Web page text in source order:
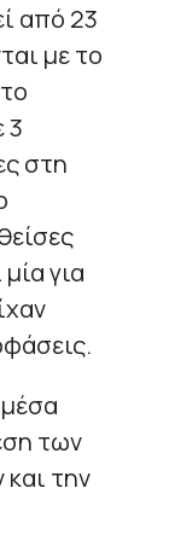
από 23
με το
3
στη
για
των
την